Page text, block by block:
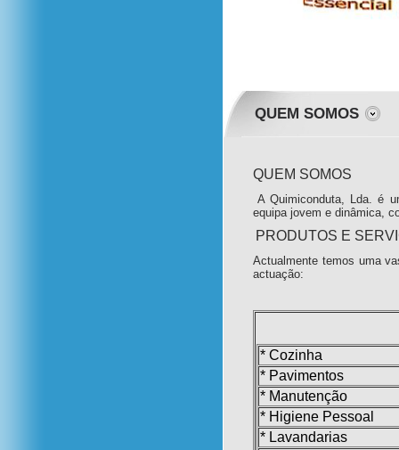
QUEM SOMOS
QUEM SOMOS
A Quimiconduta, Lda. é
equipa jovem e dinâmica,
PRODUTOS E
Actualmente temos uma
actuação:
* Cozinha
* Pavimentos
* Manutenção
* Higiene Pessoal
* Lavandarias